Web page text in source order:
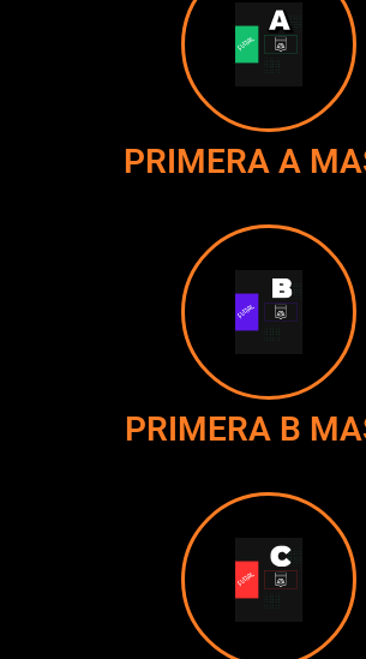
PRIMERA A
PRIMERA B